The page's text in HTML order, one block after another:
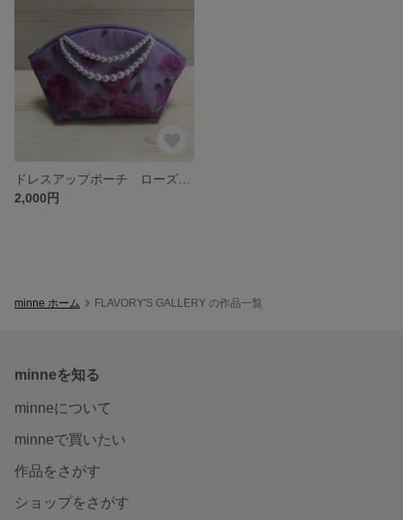
2,000円
minne ホーム FLAVORY'S GALLERY の作品一覧
minneを知る
minneについて
minneで買いたい
作品をさがす
ショップをさがす